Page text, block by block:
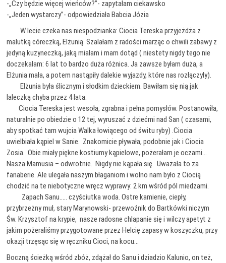
-„Czy będzie więcej wieńców?”- zapytałam ciekawsko
-„Jeden wystarczy”- odpowiedziała Babcia Józia
W lecie czeka nas niespodzianka: Ciocia Tereska przyjeżdża z
malutką córeczką, Elżunią. Szalałam z radości marząc o chwili zabawy z
jedyną kuzyneczką, jaką miałam i mam dotąd ( niestety nigdy tego nie
doczekałam: 6 lat to bardzo duża różnica. Ja zawsze byłam duża, a
Elżunia mała, a potem nastąpiły dalekie wyjazdy, które nas rozłączyły).
Elżunia była ślicznym i słodkim dzieckiem. Bawiłam się nią jak
laleczką chyba przez 4 lata.
Ciocia Tereska jest wesoła, zgrabna i pełna pomysłów. Postanowiła,
naturalnie po obiedzie o 12 tej, wyruszać z dziećmi nad San ( czasami,
aby spotkać tam wujcia Walka łowiącego od świtu ryby) .Ciocia
uwielbiała kąpiel w Sanie. Znakomicie pływała, podobnie jak i Ciocia
Zosia. Obie miały piękne kostiumy kąpielowe, pożerałam je oczami…
Nasza Mamusia – odwrotnie. Nigdy nie kąpała się. Uważała to za
fanaberie. Ale ulegała naszym błaganiom i wolno nam było z Ciocią
chodzić na te niebotyczne wręcz wyprawy: 2 km wśród pól miedzami.
Zapach Sanu….. czyściutka woda. Ostre kamienie, ciepły,
przybrzeżny muł, stary Marynowski- przewoźnik do Bartkówki niczym
Św. Krzysztof na krypie, nasze radosne chlapanie się i wilczy apetyt z
jakim pożeraliśmy przygotowane przez Helcię zapasy w koszyczku, przy
okazji trzęsąc się w ręczniku Cioci, na kocu…
Boczną ścieżką wśród zbóż, zdążał do Sanu i dziadzio Kalunio, on też,